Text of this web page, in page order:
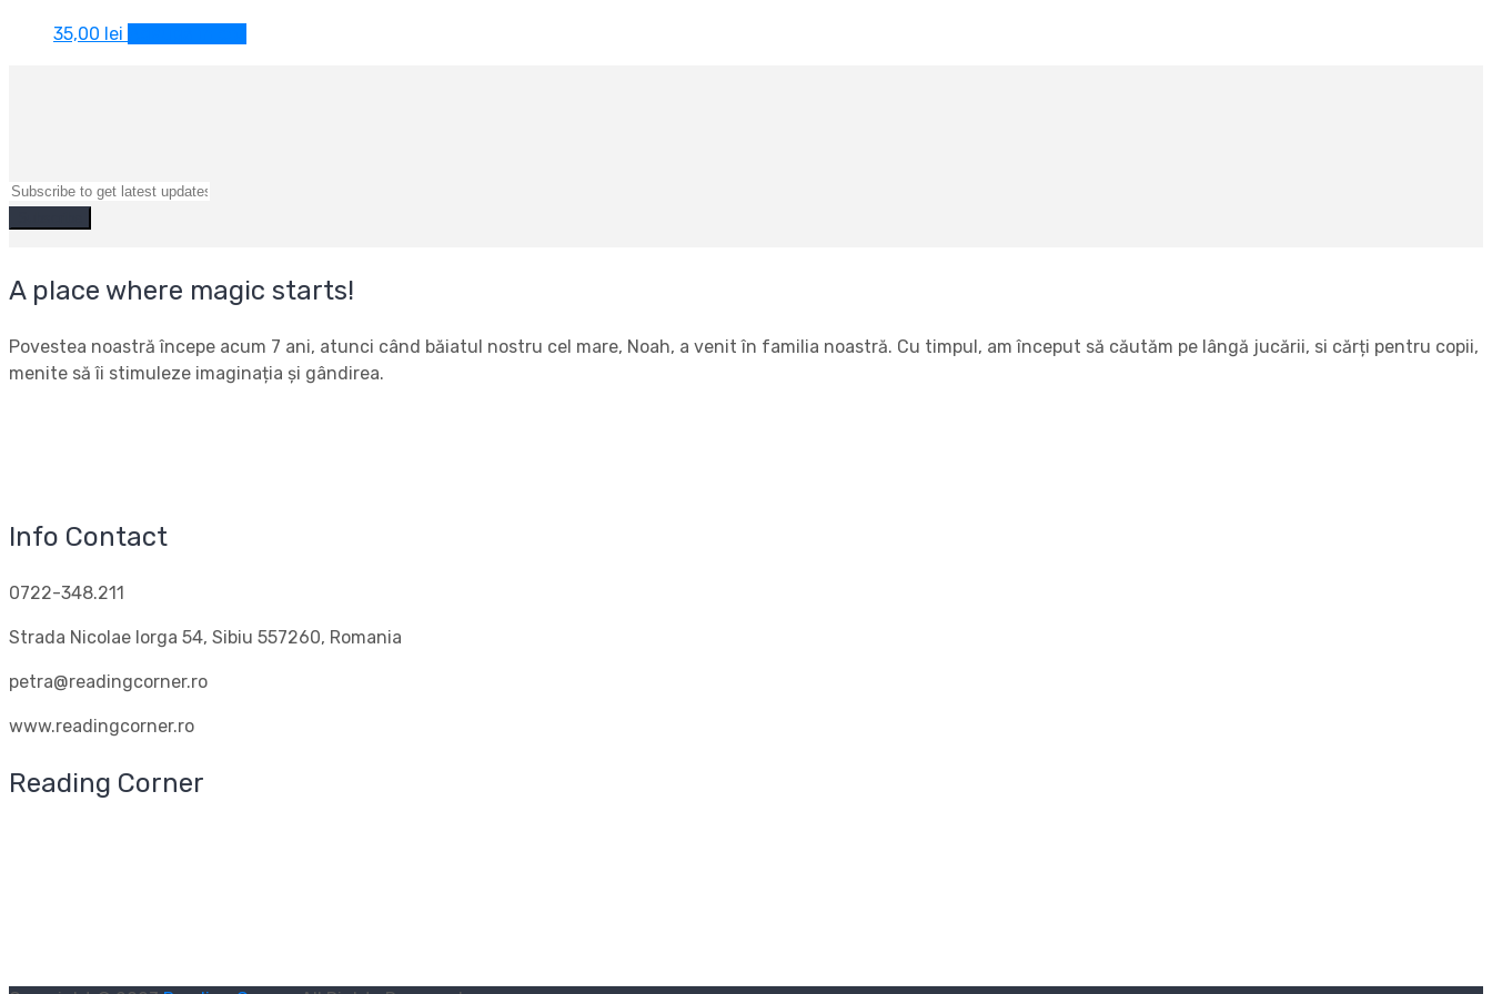
35,00 lei
A place where magic starts!
Povestea noastră începe acum 7 ani, atunci când băiatul nostru cel mare, Noah, a venit în familia noastră. Cu timpul, am început să căutăm pe lângă jucării, si cărți pentru copii,
menite să îi stimuleze imaginația și gândirea.
Info Contact
0722-348.211
Strada Nicolae Iorga 54, Sibiu 557260, Romania
petra@readingcorner.ro
www.readingcorner.ro
Reading Corner